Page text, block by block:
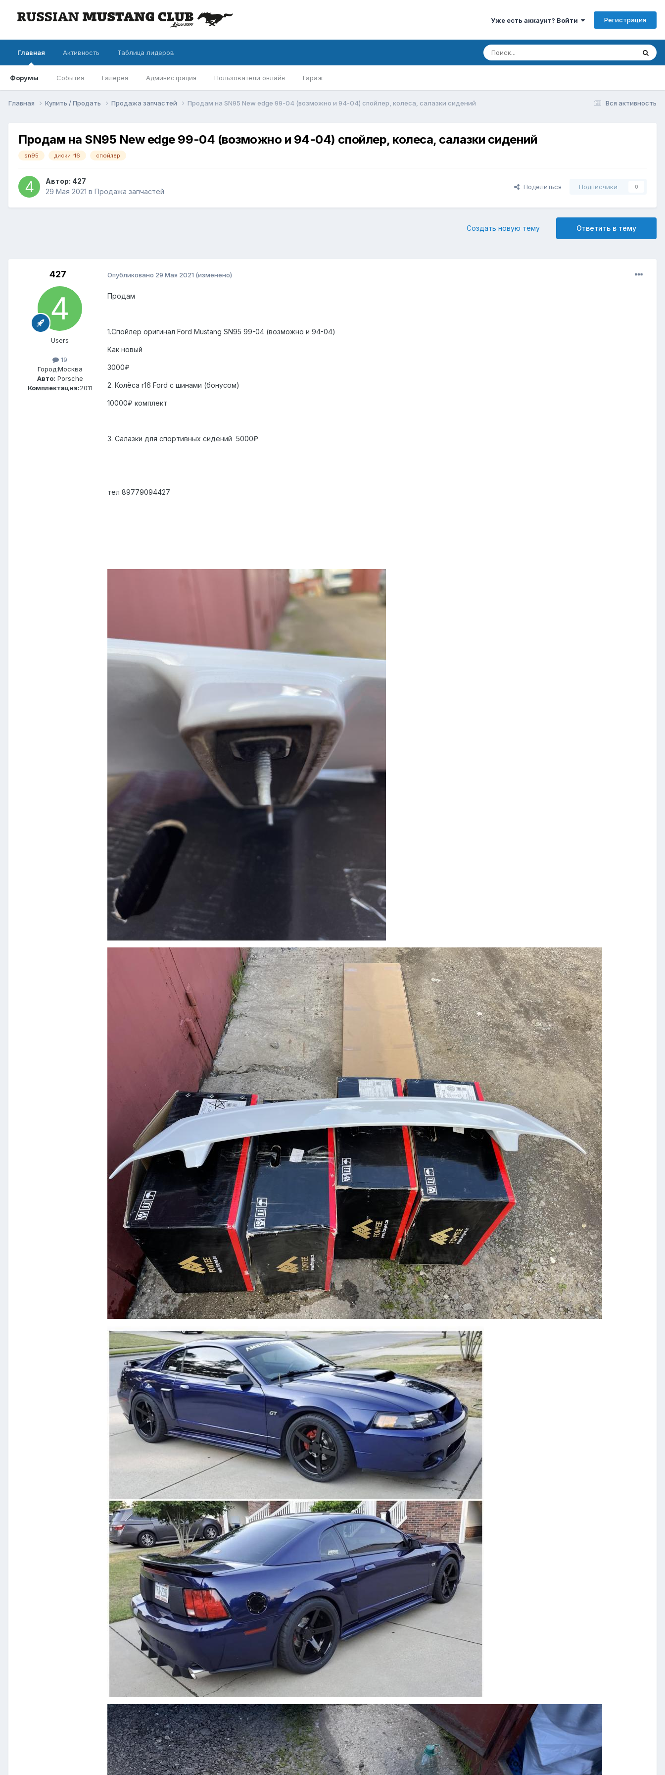
Уже есть аккаунт? Войти Регистрация
Главная
Форумы События Галерея Администрация Пользователи онлайн Гараж
Активность Таблица лидеров
Вся активность
Главная Купить / Продать Продажа запчастей Продам на SN95 New edge 99-04 (возможно и 94-04) спойлер, колеса, салазки сидений
Продам на SN95 New edge 99-04 (возможно и 94-04) спойлер, колеса, салазки сидений
sn95 диски r16 спойлер
Автор: 427
29 Мая 2021 в Продажа запчастей
Поделиться Подписчики 0
Ответить в тему
Создать новую тему
427
Users
19
Город:Москва
Авто: Porsche
Комплектация:2011
Опубликовано 29 Мая 2021 (изменено)
Продам
1.Спойлер оригинал Ford Mustang SN95 99-04 (возможно и 94-04)
Как новый
3000₽
2. Колёса r16 Ford с шинами (бонусом)
10000₽ комплект
3. Салазки для спортивных сидений 5000₽
тел 89779094427